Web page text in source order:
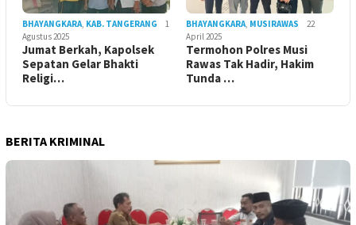
BHAYANGKARA, KAB. TANGERANG
1
Agustus 2025
Jumat Berkah, Kapolsek
Sepatan Gelar Bhakti
Religi…
BHAYANGKARA, MUSIRAWAS
22
April 2025
Termohon Polres Musi
Rawas Tak Hadir, Hakim
Tunda …
BERITA KRIMINAL